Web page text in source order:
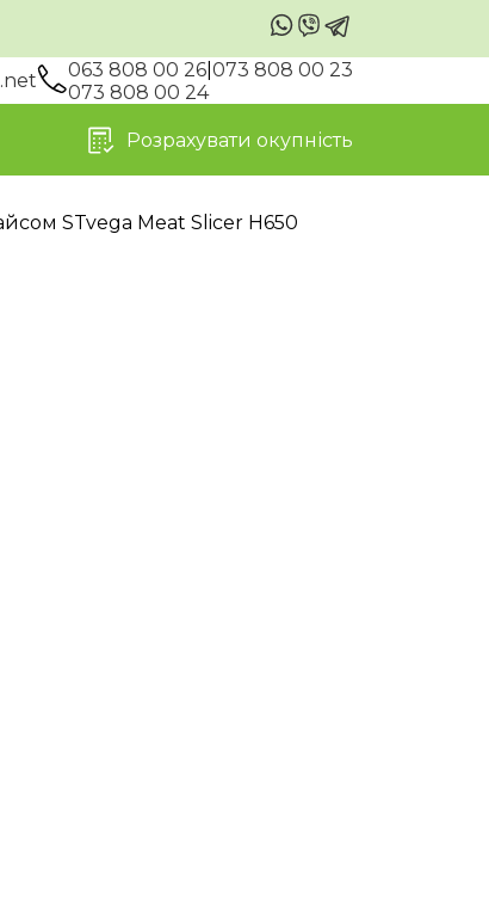
063 808 00 26 073 808 00 23
073 808 00 24
Розрахувати окупність
STvega Meat Slicer H650